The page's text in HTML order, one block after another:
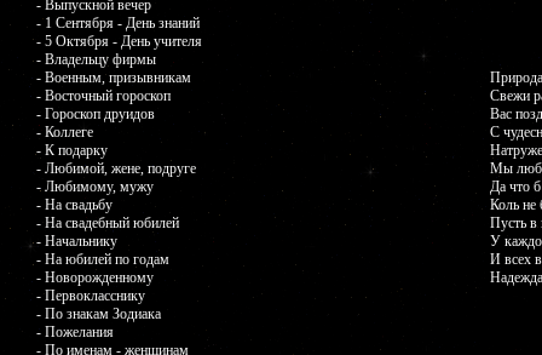
- Выпускной вечер
- 1 Сентября - День знаний
- 5 Октября - День учителя
- Владельцу фирмы
- Военным, призывникам
- Восточный гороскоп
- Гороскоп друидов
- Коллеге
- К подарку
- Любимой, жене, подруге
- Любимому, мужу
- На свадьбу
- На свадебный юбилей
- Начальнику
- На юбилей по годам
- Новорожденному
- Первокласснику
- По знакам Зодиака
- Пожелания
- По именам - женщинам
Свежи
Вас
С
Мы
Да что
Коль не
Пусть в
У
И всех